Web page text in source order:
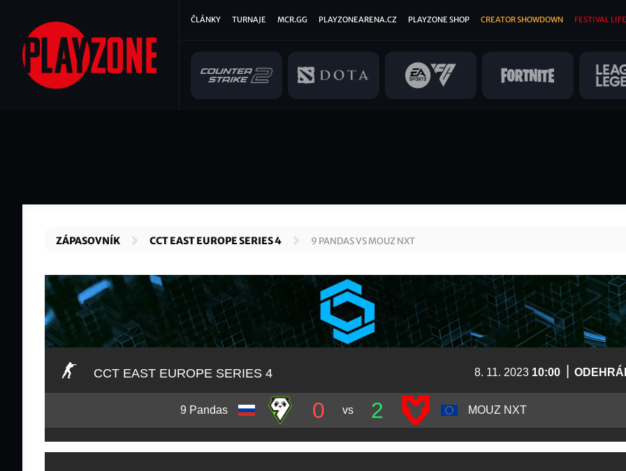
hlavnímu
obsahu
Hlavní
ČLÁNKY TURNAJE MCR.GG PLAYZONEARENA.CZ PLAYZONE SHOP CREATOR SHOWDOWN FESTIVAL
ZÁPASOVNÍK CCT EAST EUROPE SERIES 4 9 PANDAS VS MOUZ NXT
CCT EAST EUROPE SERIES 4 8. 11. 2023 10:00
9 Pandas 0 vs 2 MOUZ NXT